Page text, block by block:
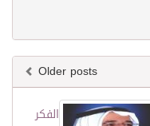
Older posts
الفكر